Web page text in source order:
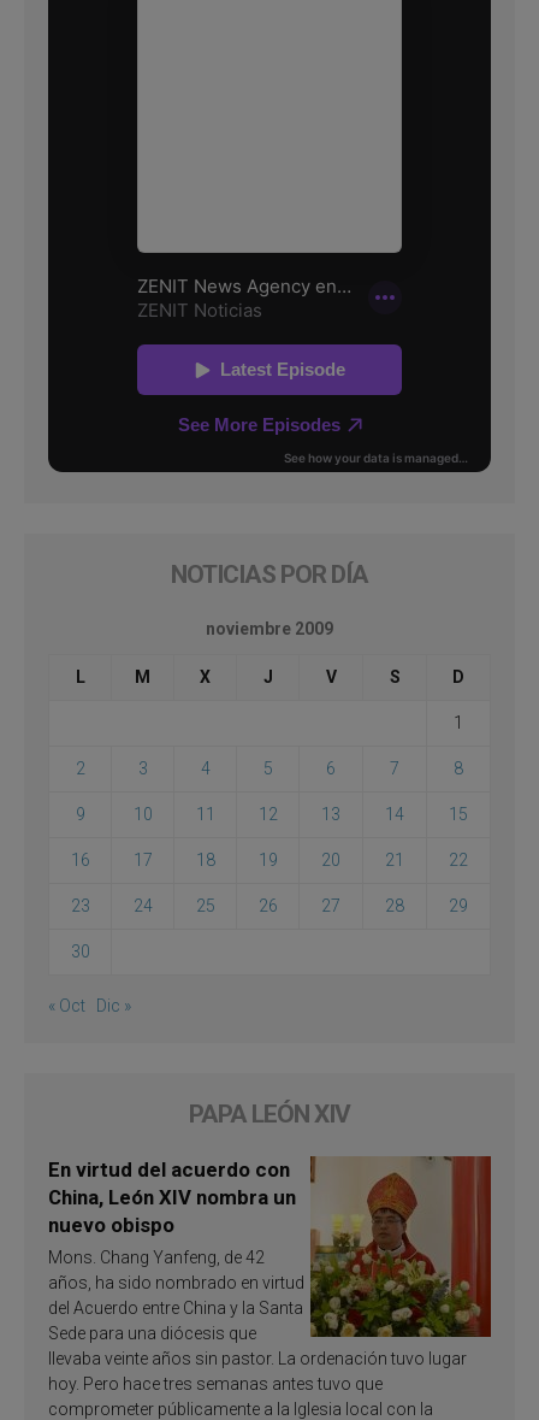
NOTICIAS POR DÍA
noviembre 2009
L M X J V S D
1
2 3 4 5 6 7 8
9 10 11 12 13 14 15
16 17 18 19 20 21 22
23 24 25 26 27 28 29
30
« Oct Dic »
PAPA LEÓN XIV
En virtud del acuerdo con
China, León XIV nombra un
nuevo obispo
Mons. Chang Yanfeng, de 42
años, ha sido nombrado en virtud
del Acuerdo entre China y la Santa
Sede para una diócesis que
llevaba veinte años sin pastor. La ordenación tuvo lugar
hoy. Pero hace tres semanas antes tuvo que
comprometer públicamente a la Iglesia local con la